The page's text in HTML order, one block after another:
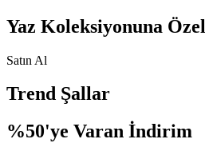
Yaz Koleksiyonuna Özel
Satın Al
Trend Şallar
%50'ye Varan İndirim